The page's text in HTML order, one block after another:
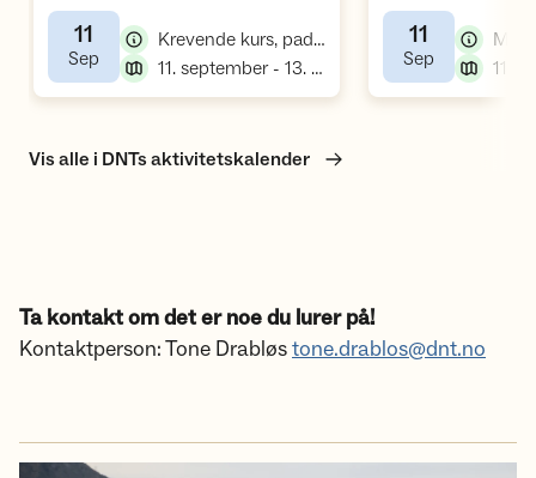
11
Sep
Krevende kurs, padlekurs
11. september - 13. september
11
Sep
Vis alle i DNTs aktivitetskalender
Ta kontakt om det er noe du lurer på!
Kontaktperson: Tone Drabløstone.drablos@dnt.no